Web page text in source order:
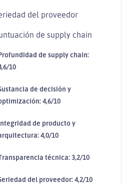
del proveedor
de supply chain
de supply chain:
10
de decisión y
4,6/10
de producto y
4,0/10
técnica: 3,2/10
del proveedor: 4,2/10